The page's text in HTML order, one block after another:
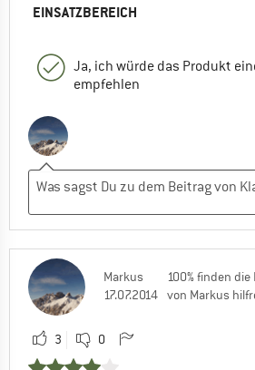
EINSATZBEREICH
Ja, ich würde das Produkt
empfehlen
Markus
17.07.2014
100% finden
von Markus
3 0